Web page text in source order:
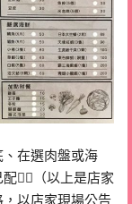
在選肉盤或海
👍🏻（以上是店家
以店家現場公告